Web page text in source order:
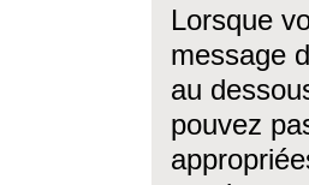
Lorsque
message
au
pouvez